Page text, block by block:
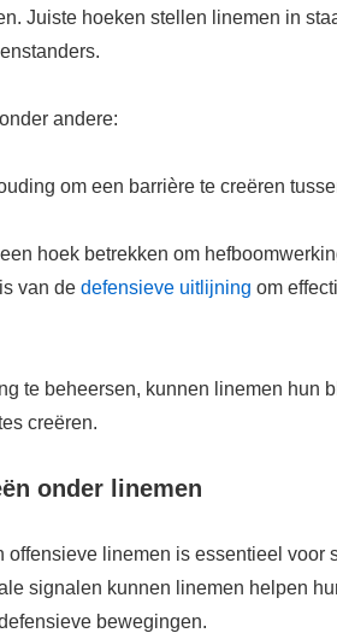
Juiste hoeken stellen linemen in
andere:
om een barrière te creëren
hoek betrekken om
van de defensieve uitlijning om
te beheersen, kunnen linemen hun
creëren.
onder linemen
offensieve linemen is essentieel voor
signalen kunnen linemen helpen
bewegingen.